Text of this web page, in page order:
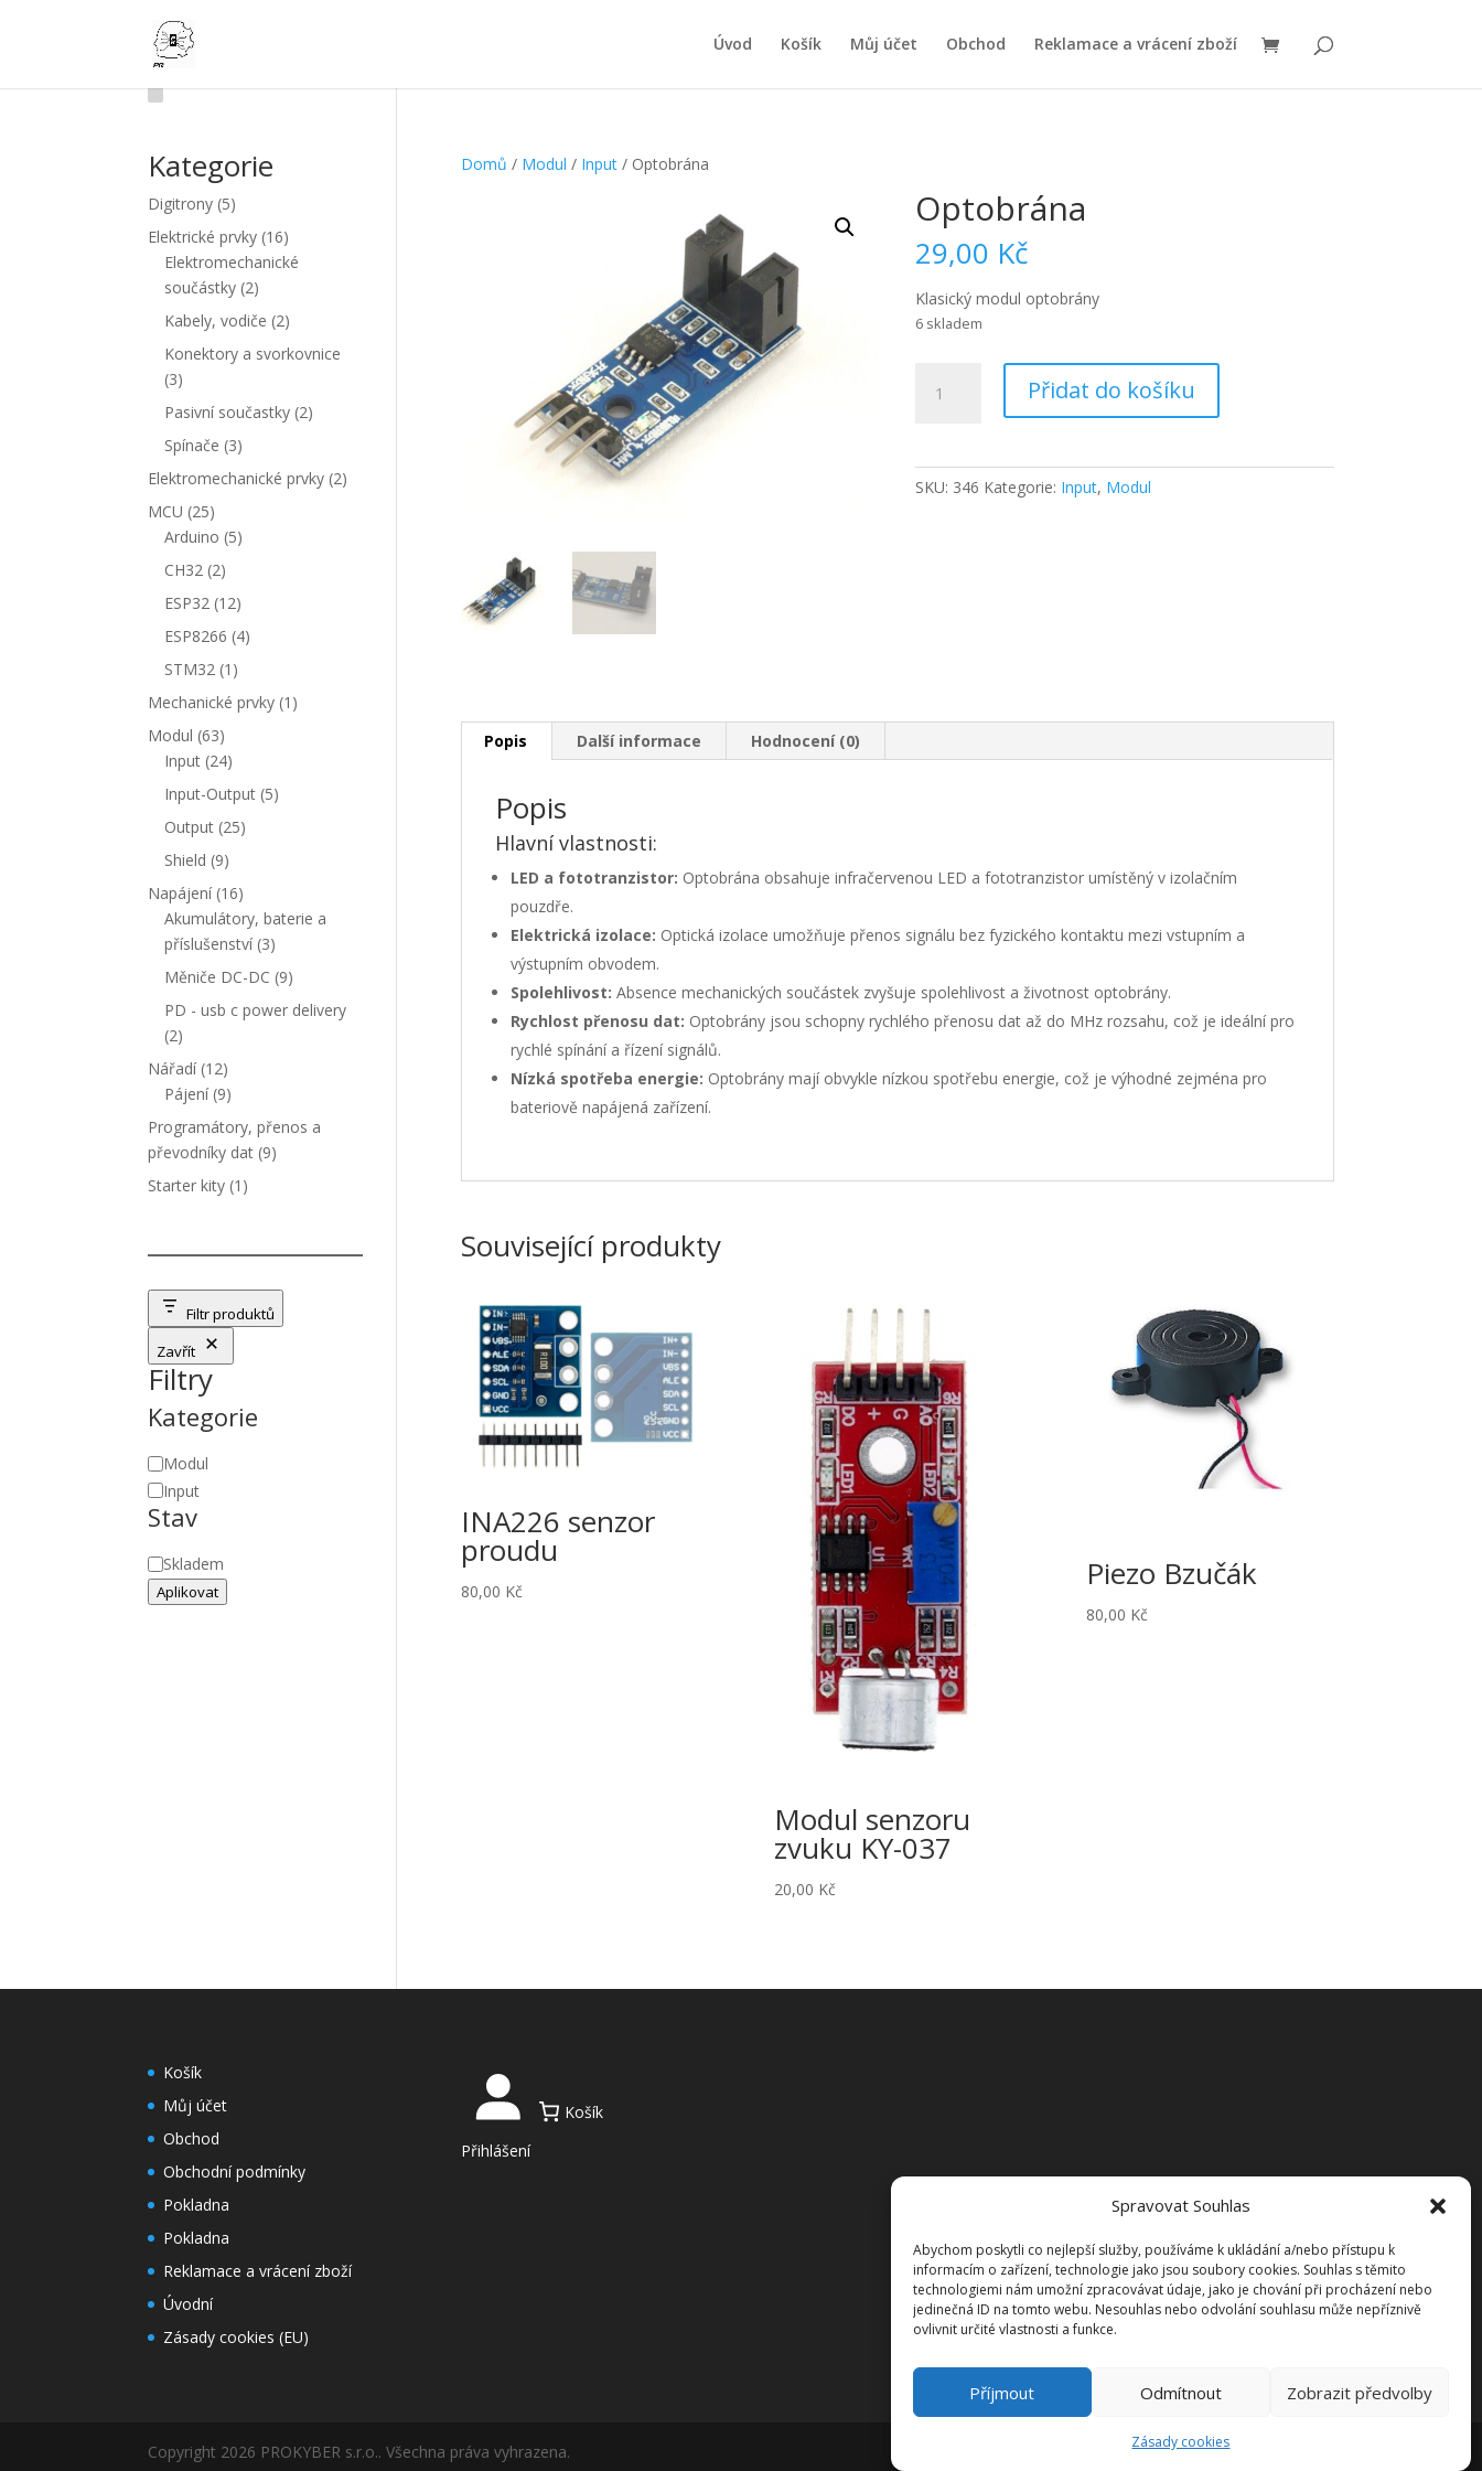
Spravovat Souhlas
Abychom poskytli co nejlepší služby, používáme k ukládání a/nebo přístupu k
informacím o zařízení, technologie jako jsou soubory cookies. Souhlas s těmito
technologiemi nám umožní zpracovávat údaje, jako je chování při procházení nebo
jedinečná ID na tomto webu. Nesouhlas nebo odvolání souhlasu může nepříznivě
ovlivnit určité vlastnosti a funkce.
Příjmout Odmítnout Zobrazit předvolby
Zásady cookies
Úvod Košík Můj účet Obchod Reklamace a vrácení zboží
Domů / Modul / Input/ Optobrána
Optobrána
29,00 Kč
Klasický modul optobrány
6 skladem
množství
Přidat do košíku
SKU: 346 Kategorie: Input, Modul
Popis Další informace Hodnocení (0)
Popis
Hlavní vlastnosti:
LED a fototranzistor: Optobrána obsahuje infračervenou LED a fototranzistor umístěný v izolačním
pouzdře.
Elektrická izolace: Optická izolace umožňuje přenos signálu bez fyzického kontaktu mezi vstupním a
výstupním obvodem.
Spolehlivost: Absence mechanických součástek zvyšuje spolehlivost a životnost optobrány.
Rychlost přenosu dat: Optobrány jsou schopny rychlého přenosu dat až do MHz rozsahu, což je ideální pro
rychlé spínání a řízení signálů.
Nízká spotřeba energie: Optobrány mají obvykle nízkou spotřebu energie, což je výhodné zejména pro
bateriově napájená zařízení.
Související produkty
INA226 senzor
proudu
80,00 Kč
Modul senzoru
zvuku KY-037
20,00 Kč
Piezo Bzučák
80,00 Kč
Kategorie
Digitrony 55
produktů
Elektrické prvky 1616
produktů
Elektromechanické
součástky 22
produkty
Kabely, vodiče 22
produkty
Konektory a svorkovnice
33
produkty
Pasivní součastky 22
Spínače 33
produkty
Elektromechanické prvky 22
MCU 2525
produktů
Arduino 55
CH32 22
produkty
ESP32 1212
produktů
ESP8266 44
STM32 1 1
produkt
Mechanické prvky 1 1
Modul 6363
produktů
Input 2424
produktů
Input-Output 55
Output 2525
Shield 99
produktů
Napájení 1616
produktů
Akumulátory, baterie a
příslušenství 33
produkty
Měniče DC-DC 99
produktů
PD - usb c power delivery
22
produkty
Nářadí 1212
produktů
Pájení 99
produktů
Programátory, přenos a
převodníky dat 99
Starter kity 1 1
Filtr produktů
Zavřít
Filtry
Kategorie
Kategorie
Modul
Input
Stav
StavSkladem
Aplikovat
Košík
Můj účet
Obchod
Obchodní podmínky
Pokladna
Pokladna
Reklamace a vrácení zboží
Úvodní
Zásady cookies (EU)
Přihlášení
Košík
Copyright 2026 PROKYBER s.r.o.. Všechna práva vyhrazena.